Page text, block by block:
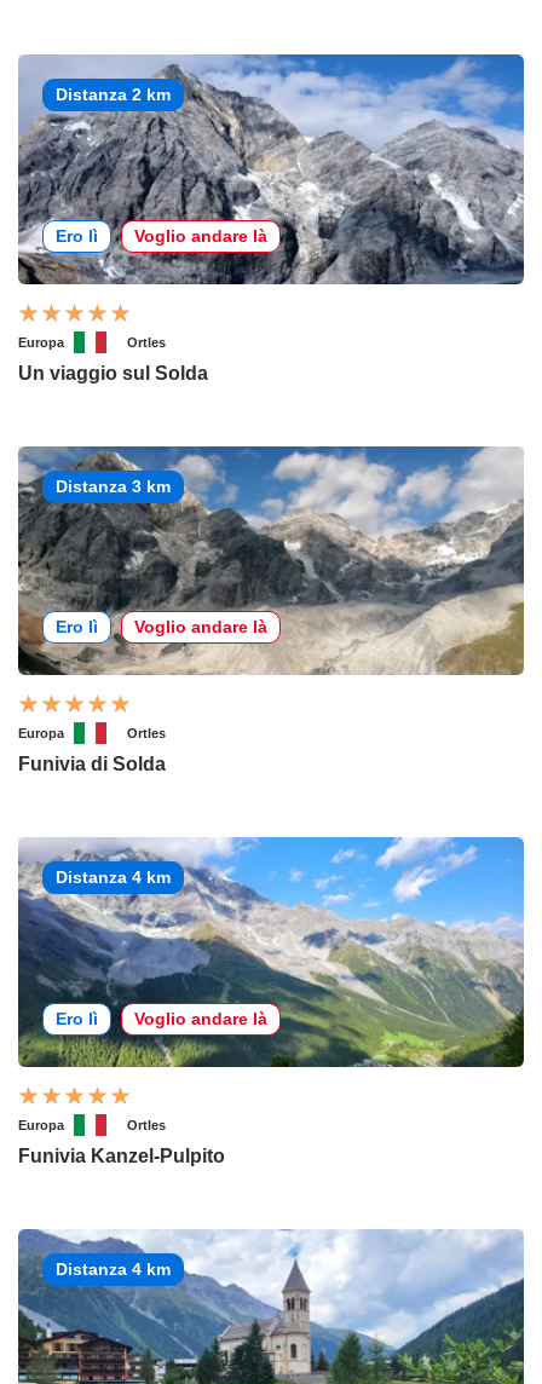
Distanza 2 km
Ero lì Voglio andare là
Europa Ortles
Un viaggio sul Solda
Distanza 3 km
Ero lì Voglio andare là
Europa Ortles
Funivia di Solda
Distanza 4 km
Ero lì Voglio andare là
Europa Ortles
Funivia Kanzel-Pulpito
Distanza 4 km